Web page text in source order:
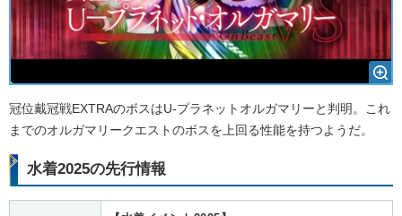
冠位戴冠戦EXTRAのボスはU-プラネットオルガマリーと判明。これ
までのオルガマリークエストのボスを上回る性能を持つようだ。
水着2025の先行情報